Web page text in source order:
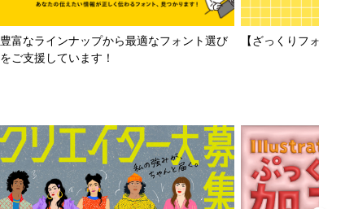
豊富なラインナップから最適なフォント選び
をご支援しています！
【ざっくりフォン